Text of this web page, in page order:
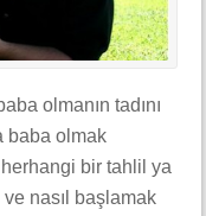
olmanın tadını
baba olmak
bir tahlil ya
ve nasıl başlamak